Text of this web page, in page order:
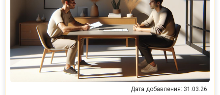
Дата добавления: 31.03.26